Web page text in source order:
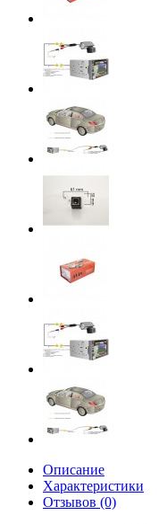
Описание
Характеристики
Отзывов (0)